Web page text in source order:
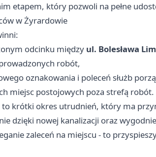
etapem, który pozwoli na pełne
w Żyrardowie
odcinku między ul. Bolesława
robót,
oznakowania i poleceń służb
miejsc postojowych poza strefą robót.
to krótki okres utrudnień, który ma
dzięki nowej kanalizacji oraz
zaleceń na miejscu - to